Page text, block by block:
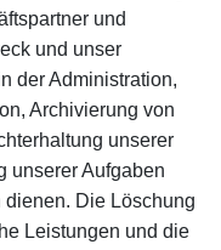
und
und unser
der Administration,
Archivierung von
unserer
unserer Aufgaben
Die Löschung
Leistungen und die